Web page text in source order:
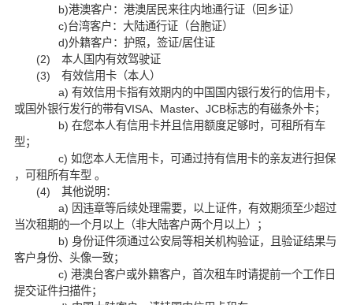
b)港澳客户：港澳居民来往内地通行证（回乡证）
c)台湾客户：大陆通行证（台胞证）
d)外籍客户：护照，签证/居住证
(2) 本人国内有效驾驶证
(3) 有效信用卡（本人）
a) 有效信用卡指有效期内的中国国内银行发行的信用卡，
或国外银行发行的带有VISA、Master、JCB标志的有磁条外卡；
b) 在您本人有信用卡并且信用额度足够时，可租所有车
型；
c) 如您本人无信用卡，可通过持有信用卡的亲友进行担保
，可租所有车型 。
(4) 其他说明：
a) 因违章等后续处理需要，以上证件，有效期须至少超过
当次租期的一个月以上（非大陆客户两个月以上）；
b) 身份证件须通过公安局等相关机构验证，且验证结果与
客户身份、头像一致；
c) 港澳台客户或外籍客户，首次租车时请提前一个工作日
提交证件扫描件；